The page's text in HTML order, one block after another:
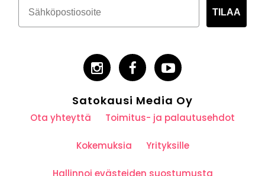
TILAA
Satokausi Media Oy
Ota yhteyttä Toimitus- ja palautusehdot
Kokemuksia Yrityksille
Hallinnoi evästeiden suostumusta